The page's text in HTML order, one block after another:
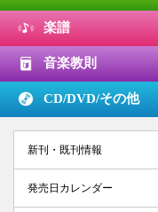
楽譜
音楽教則
CD/DVD/その他
新刊・既刊情報
発売日カレンダー